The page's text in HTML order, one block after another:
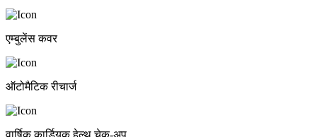
एम्बुलेंस कवर
ऑटोमैटिक रीचार्ज